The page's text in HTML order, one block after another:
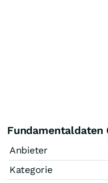
Fundamentaldaten
Anbieter
Kategorie